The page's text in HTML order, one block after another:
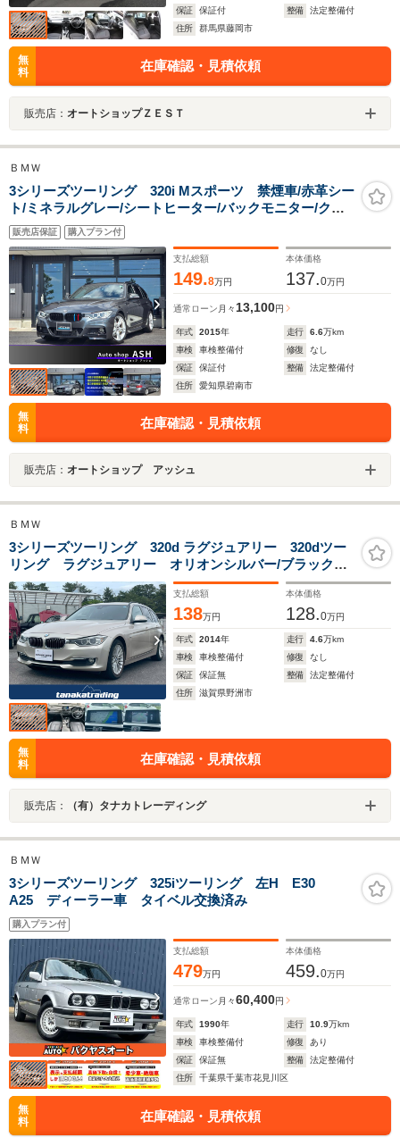
保証
保証付 整備
法定整備付
住所
群馬県藤岡市
無
料
在庫確認・見積依頼
販売店： オートショップＺＥＳＴ
ＢＭＷ
3シリーズツーリング 320i Mスポーツ 禁煙車/赤革シー
ト/ミネラルグレー/シートヒーター/バックモニター/クリ
アランスソナー/レーンチェンジウォーニング/ストレージ
パッケージ/パワーバックドア/Bluetooth/ETC
販売店保証 購入プラン付
支払総額
149.8万円
本体価格
137.0万円
通常ローン 月々 13,100円
年式 2015年 走行 6.6万km
車検
車検整備付 修復
なし
保証
保証付 整備
法定整備付
住所
愛知県碧南市
無
料
在庫確認・見積依頼
販売店： オートショップ アッシュ
ＢＭＷ
3シリーズツーリング 320d ラグジュアリー 320dツー
リング ラグジュアリー オリオンシルバー/ブラックレ
ザーシート&シートヒーター パワーバックドア コンフ
ォートアクセス アンビエントライト Bluetooth ミ
ラーETC
支払総額
138万円
本体価格
128.0万円
年式 2014年 走行 4.6万km
車検
車検整備付 修復
なし
保証
保証無 整備
法定整備付
住所
滋賀県野洲市
無
料
在庫確認・見積依頼
販売店： （有）タナカトレーディング
ＢＭＷ
3シリーズツーリング 325iツーリング 左H E30
A25 ディーラー車 タイベル交換済み
購入プラン付
支払総額
479万円
本体価格
459.0万円
通常ローン 月々60,400円
年式 1990年 走行 10.9万km
車検
車検整備付 修復
あり
保証
保証無 整備
法定整備付
住所
千葉県千葉市花見川区
無
料
在庫確認・見積依頼